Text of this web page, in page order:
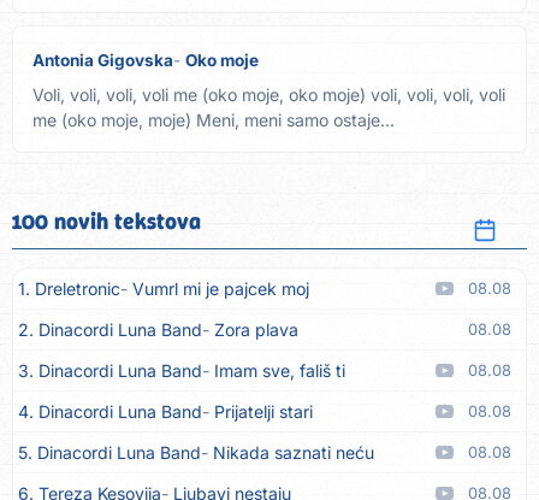
Antonia Gigovska Oko moje
Voli, voli, voli, voli me (oko moje, oko moje) voli, voli, voli, voli
me (oko moje, moje) Meni, meni samo ostaje...
100 novih tekstova
1. Dreletronic Vumrl mi je pajcek moj 08.08
2. Dinacordi Luna Band Zora plava 08.08
3. Dinacordi Luna Band Imam sve, fališ ti 08.08
4. Dinacordi Luna Band Prijatelji stari 08.08
5. Dinacordi Luna Band Nikada saznati neću 08.08
6. Tereza Kesovija Ljubavi nestaju 08.08